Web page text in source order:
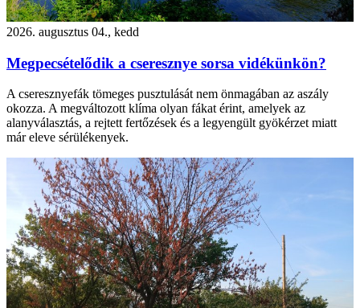
2026. augusztus 04., kedd
Megpecsételődik a cseresznye sorsa vidékünkön?
A cseresznyefák tömeges pusztulását nem önmagában az aszály
okozza. A megváltozott klíma olyan fákat érint, amelyek az
alanyválasztás, a rejtett fertőzések és a legyengült gyökérzet miatt
már eleve sérülékenyek.